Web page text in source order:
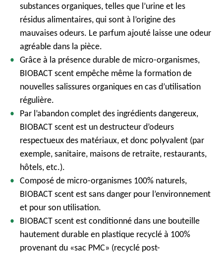
substances organiques, telles que l’urine et les
résidus alimentaires, qui sont à l’origine des
mauvaises odeurs. Le parfum ajouté laisse une odeur
agréable dans la pièce.
Grâce à la présence durable de micro-organismes,
BIOBACT scent empêche même la formation de
nouvelles salissures organiques en cas d’utilisation
régulière.
Par l’abandon complet des ingrédients dangereux,
BIOBACT scent est un destructeur d’odeurs
respectueux des matériaux, et donc polyvalent (par
exemple, sanitaire, maisons de retraite, restaurants,
hôtels, etc.).
Composé de micro-organismes 100% naturels,
BIOBACT scent est sans danger pour l’environnement
et pour son utilisation.
BIOBACT scent est conditionné dans une bouteille
hautement durable en plastique recyclé à 100%
provenant du «sac PMC» (recyclé post-